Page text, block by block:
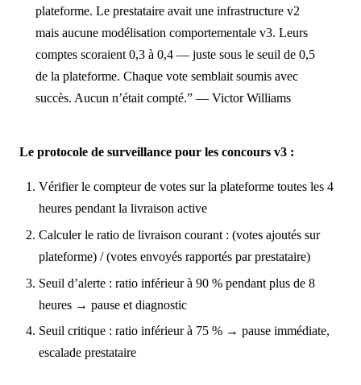
plateforme. Le prestataire avait une infrastructure v2
mais aucune modélisation comportementale v3. Leurs
comptes scoraient 0,3 à 0,4 — juste sous le seuil de 0,5
de la plateforme. Chaque vote semblait soumis avec
succès. Aucun n’était compté.” — Victor Williams
Le protocole de surveillance pour les concours v3 :
Vérifier le compteur de votes sur la plateforme toutes les 4
heures pendant la livraison active
Calculer le ratio de livraison courant : (votes ajoutés sur
plateforme) / (votes envoyés rapportés par prestataire)
Seuil d’alerte : ratio inférieur à 90 % pendant plus de 8
heures → pause et diagnostic
Seuil critique : ratio inférieur à 75 % → pause immédiate,
escalade prestataire